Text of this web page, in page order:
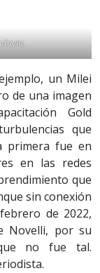
un Milei
de una imagen
Gold
que
primera fue en
en las redes
que
sin conexión
de 2022,
Novelli, por su
que no fue tal.